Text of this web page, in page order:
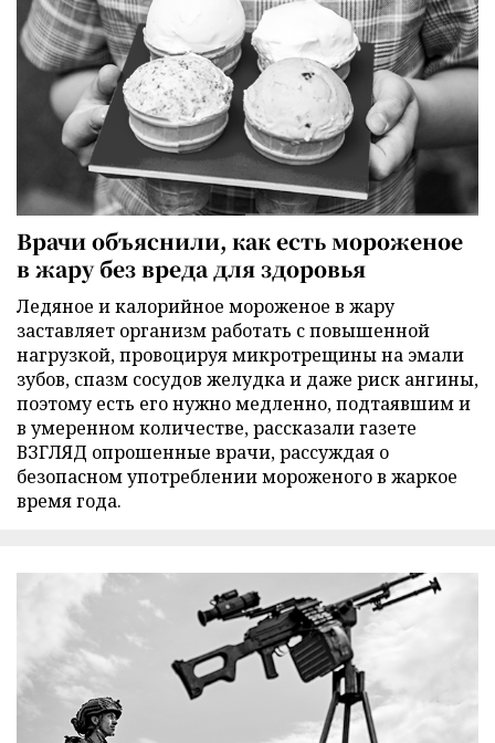
Врачи объяснили, как есть мороженое
в жару без вреда для здоровья
Ледяное и калорийное мороженое в жару
заставляет организм работать с повышенной
нагрузкой, провоцируя микротрещины на эмали
зубов, спазм сосудов желудка и даже риск ангины,
поэтому есть его нужно медленно, подтаявшим и
в умеренном количестве, рассказали газете
ВЗГЛЯД опрошенные врачи, рассуждая о
безопасном употреблении мороженого в жаркое
время года.